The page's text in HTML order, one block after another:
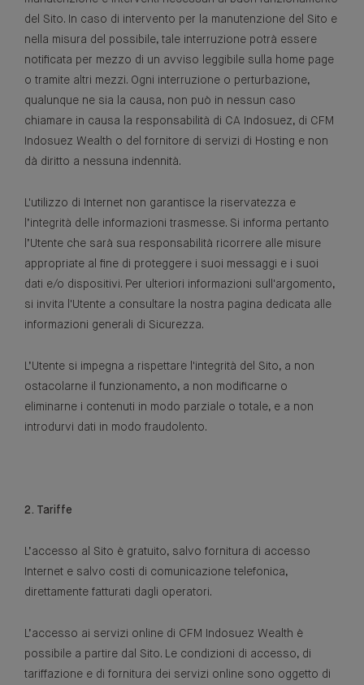
del Sito. In caso di intervento per la manutenzione del Sito e
nella misura del possibile, tale interruzione potrà essere
notificata per mezzo di un avviso leggibile sulla home page
o tramite altri mezzi. Ogni interruzione o perturbazione,
qualunque ne sia la causa, non può in nessun caso
chiamare in causa la responsabilità di CA Indosuez, di CFM
Indosuez Wealth o del fornitore di servizi di Hosting e non
dà diritto a nessuna indennità.
L'utilizzo di Internet non garantisce la riservatezza e
l’integrità delle informazioni trasmesse. Si informa pertanto
l’Utente che sarà sua responsabilità ricorrere alle misure
appropriate al fine di proteggere i suoi messaggi e i suoi
dati e/o dispositivi. Per ulteriori informazioni sull'argomento,
si invita l'Utente a consultare la nostra pagina dedicata alle
informazioni generali di Sicurezza.
L’Utente si impegna a rispettare l'integrità del Sito, a non
ostacolarne il funzionamento, a non modificarne o
eliminarne i contenuti in modo parziale o totale, e a non
introdurvi dati in modo fraudolento.
2. Tariffe
L’accesso al Sito è gratuito, salvo fornitura di accesso
Internet e salvo costi di comunicazione telefonica,
direttamente fatturati dagli operatori.
L’accesso ai servizi online di CFM Indosuez Wealth è
possibile a partire dal Sito. Le condizioni di accesso, di
tariffazione e di fornitura dei servizi online sono oggetto di